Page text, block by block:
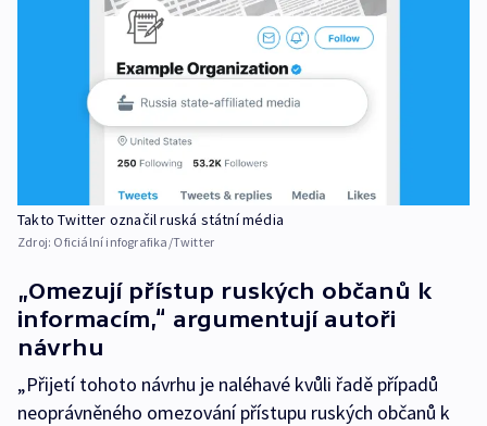
Takto Twitter označil ruská státní média
Zdroj: Oficiální infografika/Twitter
„Omezují přístup ruských občanů k
informacím,“ argumentují autoři
návrhu
„Přijetí tohoto návrhu je naléhavé kvůli řadě případů
neoprávněného omezování přístupu ruských občanů k